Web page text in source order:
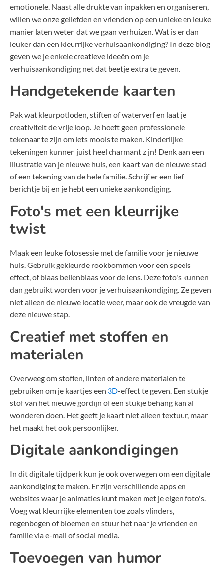
emotionele. Naast alle drukte van inpakken en organiseren,
willen we onze geliefden en vrienden op een unieke en leuke
manier laten weten dat we gaan verhuizen. Wat is er dan
leuker dan een kleurrijke verhuisaankondiging? In deze blog
geven we je enkele creatieve ideeën om je
verhuisaankondiging net dat beetje extra te geven.
Handgetekende kaarten
Pak wat kleurpotloden, stiften of waterverf en laat je
creativiteit de vrije loop. Je hoeft geen professionele
tekenaar te zijn om iets moois te maken. Kinderlijke
tekeningen kunnen juist heel charmant zijn! Denk aan een
illustratie van je nieuwe huis, een kaart van de nieuwe stad
of een tekening van de hele familie. Schrijf er een lief
berichtje bij en je hebt een unieke aankondiging.
Foto's met een kleurrijke
twist
Maak een leuke fotosessie met de familie voor je nieuwe
huis. Gebruik gekleurde rookbommen voor een speels
effect, of blaas bellenblaas voor de lens. Deze foto's kunnen
dan gebruikt worden voor je verhuisaankondiging. Ze geven
niet alleen de nieuwe locatie weer, maar ook de vreugde van
deze nieuwe stap.
Creatief met stoffen en
materialen
Overweeg om stoffen, linten of andere materialen te
gebruiken om je kaartjes een 3D-effect te geven. Een stukje
stof van het nieuwe gordijn of een stukje behang kan al
wonderen doen. Het geeft je kaart niet alleen textuur, maar
het maakt het ook persoonlijker.
Digitale aankondigingen
In dit digitale tijdperk kun je ook overwegen om een digitale
aankondiging te maken. Er zijn verschillende apps en
websites waar je animaties kunt maken met je eigen foto's.
Voeg wat kleurrijke elementen toe zoals vlinders,
regenbogen of bloemen en stuur het naar je vrienden en
familie via e-mail of social media.
Toevoegen van humor